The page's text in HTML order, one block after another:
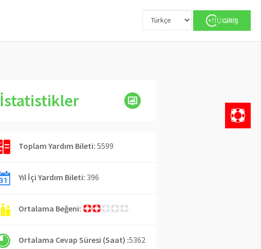
İstatistikler
Toplam Yardım Bileti: 5599
Yıl İçi Yardım Bileti: 396
Ortalama Beğeni:
Ortalama Cevap Süresi (Saat) :5362